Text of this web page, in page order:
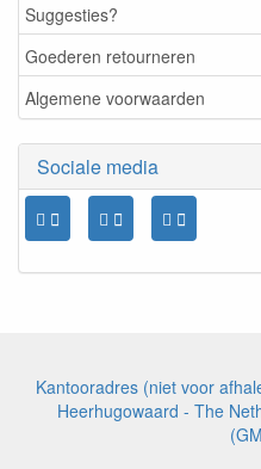
Suggesties?
Goederen retourneren
Algemene voorwaarden
Sociale media
Kantooradres (niet voor
Heerhugowaard - The